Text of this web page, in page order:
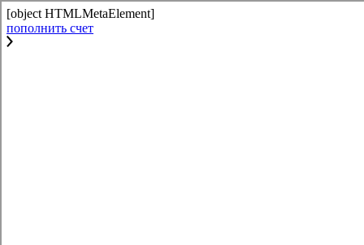
[object HTMLMetaElement]
пополнить счет